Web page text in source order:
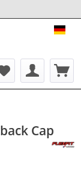
Cap